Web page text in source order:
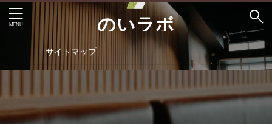
のいラボ
Come visit!
サイトマップ